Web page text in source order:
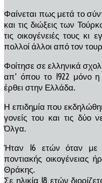
Φαίνεται πως μετά το
και τις διώξεις των
τις οικογένειές τους κι
πολλοί άλλοι από τον
Φοίτησε σε ελληνικά
απ’ όπου το 1922 μόνο η
έρθει στην Ελλάδα.
Η επιδημία που
γονείς του και τις δύο
Όλγα.
Ήταν 16 ετών όταν με
ποντιακής οικογένειας
Θράκης.
Σε ηλικία 18 ετών